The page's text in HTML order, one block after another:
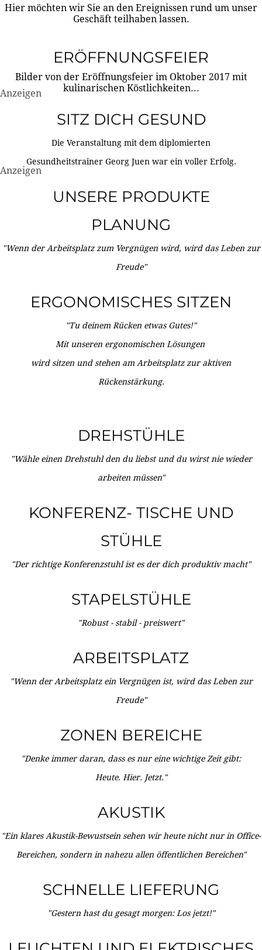
Hier möchten wir Sie an den Ereignissen rund um unser
Geschäft teilhaben lassen.
ERÖFFNUNGSFEIER
Bilder von der Eröffnungsfeier im Oktober 2017 mit
kulinarischen Köstlichkeiten...
Anzeigen
SITZ DICH GESUND
Die Veranstaltung mit dem diplomierten
Gesundheitstrainer Georg Juen war ein voller Erfolg.
Anzeigen
UNSERE PRODUKTE
PLANUNG
"Wenn der Arbeitsplatz zum Vergnügen wird, wird das Leben zur
Freude"
ERGONOMISCHES SITZEN
"Tu deinem Rücken etwas Gutes!"
Mit unseren ergonomischen Lösungen
wird sitzen und stehen am Arbeitsplatz zur aktiven
Rückenstärkung.
DREHSTÜHLE
"Wähle einen Drehstuhl den du liebst und du wirst nie wieder
arbeiten müssen"
KONFERENZ- TISCHE UND
STÜHLE
"Der richtige Konferenzstuhl ist es der dich produktiv macht"
STAPELSTÜHLE
"Robust - stabil - preiswert"
ARBEITSPLATZ
"Wenn der Arbeitsplatz ein Vergnügen ist, wird das Leben zur
Freude"
ZONEN BEREICHE
"Denke immer daran, dass es nur eine wichtige Zeit gibt:
Heute. Hier. Jetzt."
AKUSTIK
"Ein klares Akustik-Bewustsein sehen wir heute nicht nur in Office-
Bereichen, sondern in nahezu allen öffentlichen Bereichen"
SCHNELLE LIEFERUNG
"Gestern hast du gesagt morgen: Los jetzt!"